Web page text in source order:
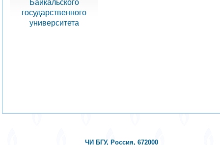
Байкальского
государственного
университета
ЧИ БГУ, Россия, 672000